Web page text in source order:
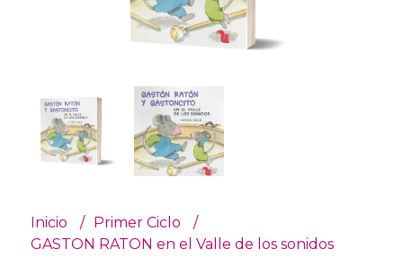
Inicio
Primer Ciclo
GASTON RATON en el Valle de los sonidos